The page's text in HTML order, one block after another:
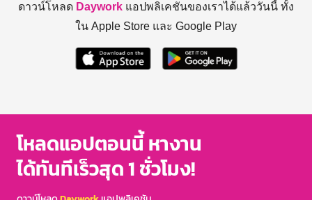
ดาวน์โหลด Daywork แอปพลิเคชันของเราได้แล้ววันนี้ ทั้ง
ใน Apple Store และ Google Play
โหลดแอปตอนนี้ หางาน
ได้ทันทีเร็วสุด 1 ชั่วโมง!